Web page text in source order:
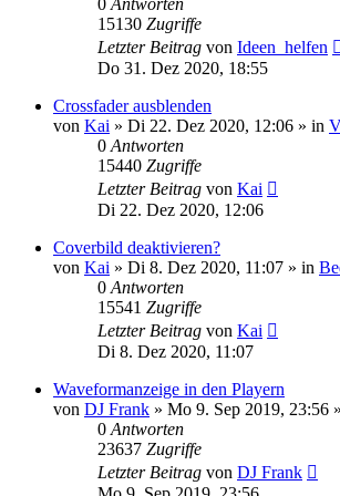
0 Antworten
15130 Zugriffe
Letzter Beitrag von Ideen_helfen
Do 31. Dez 2020, 18:55
Crossfader ausblenden
von Kai » Di 22. Dez 2020, 12:06 » in
0 Antworten
15440 Zugriffe
Letzter Beitrag von Kai
Di 22. Dez 2020, 12:06
Coverbild deaktivieren?
von Kai » Di 8. Dez 2020, 11:07 » in
0 Antworten
15541 Zugriffe
Letzter Beitrag von Kai
Di 8. Dez 2020, 11:07
Waveformanzeige in den Playern
von DJ Frank » Mo 9. Sep 2019, 23:56
0 Antworten
23637 Zugriffe
Letzter Beitrag von DJ Frank